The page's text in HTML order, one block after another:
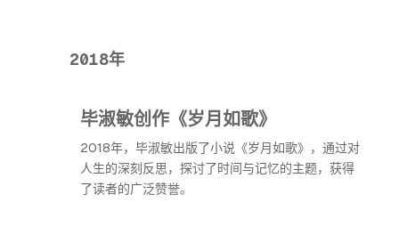
2018年
毕淑敏创作《岁月如歌》
2018年，毕淑敏出版了小说《岁月如歌》，通过对
人生的深刻反思，探讨了时间与记忆的主题，获得
了读者的广泛赞誉。